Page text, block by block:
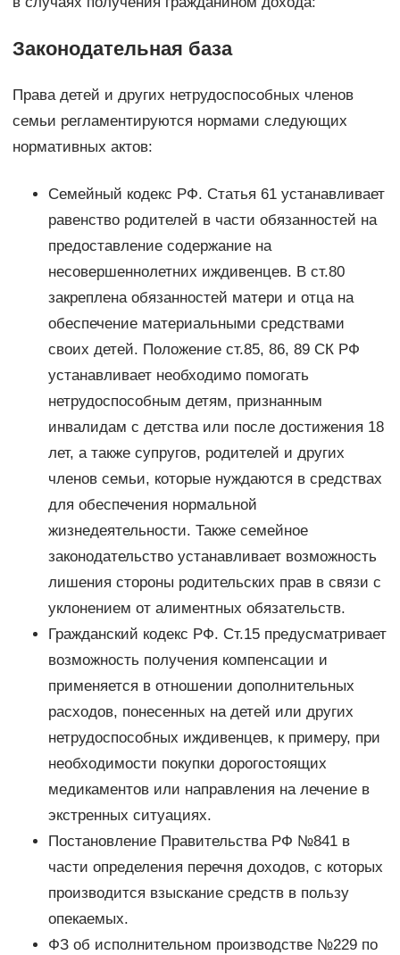
Законодательная база
Права детей и других нетрудоспособных членов
семьи регламентируются нормами следующих
нормативных актов:
Семейный кодекс РФ. Статья 61 устанавливает
равенство родителей в части обязанностей на
предоставление содержание на
несовершеннолетних иждивенцев. В ст.80
закреплена обязанностей матери и отца на
обеспечение материальными средствами
своих детей. Положение ст.85, 86, 89 СК РФ
устанавливает необходимо помогать
нетрудоспособным детям, признанным
инвалидам с детства или после достижения 18
лет, а также супругов, родителей и других
членов семьи, которые нуждаются в средствах
для обеспечения нормальной
жизнедеятельности. Также семейное
законодательство устанавливает возможность
лишения стороны родительских прав в связи с
уклонением от алиментных обязательств.
Гражданский кодекс РФ. Ст.15 предусматривает
возможность получения компенсации и
применяется в отношении дополнительных
расходов, понесенных на детей или других
нетрудоспособных иждивенцев, к примеру, при
необходимости покупки дорогостоящих
медикаментов или направления на лечение в
экстренных ситуациях.
Постановление Правительства РФ №841 в
части определения перечня доходов, с которых
производится взыскание средств в пользу
опекаемых.
ФЗ об исполнительном производстве №229 по